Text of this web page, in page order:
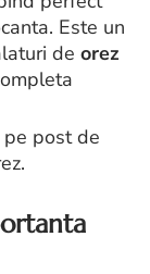
Este un
de orez
post de